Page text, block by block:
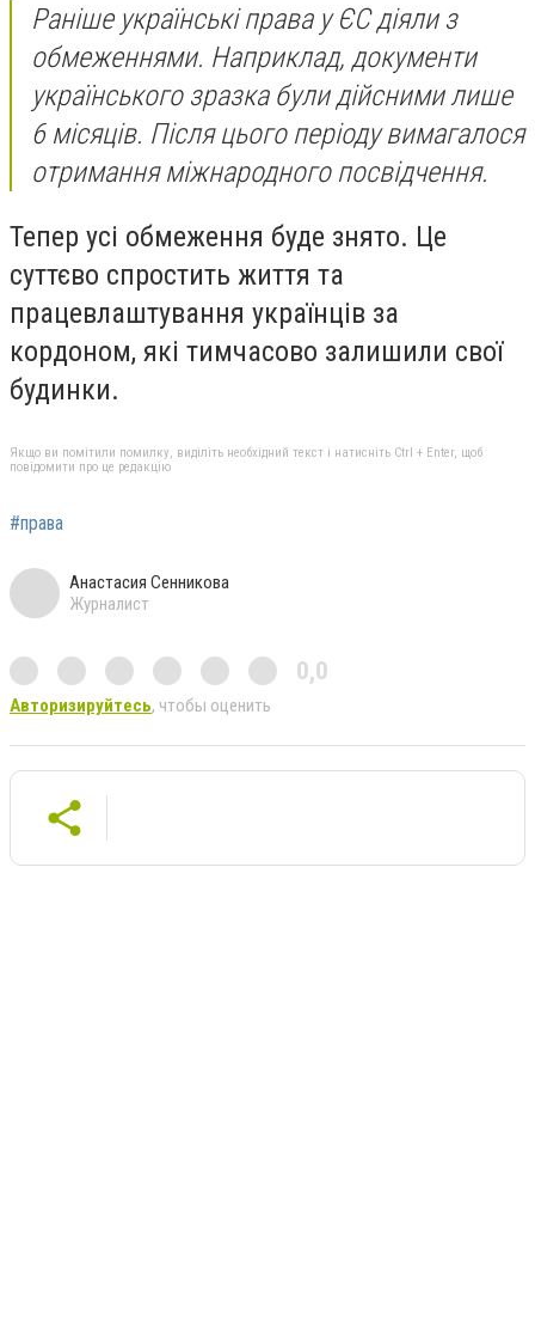
Раніше українські права у ЄС діяли з
обмеженнями. Наприклад, документи
українського зразка були дійсними лише
6 місяців. Після цього періоду вимагалося
отримання міжнародного посвідчення.
Тепер усі обмеження буде знято. Це
суттєво спростить життя та
працевлаштування українців за
кордоном, які тимчасово залишили свої
будинки.
Якщо ви помітили помилку, виділіть необхідний текст і натисніть Ctrl + Enter, щоб
повідомити про це редакцію
#права
Анастасия Сенникова
Журналист
0,0
Авторизируйтесь, чтобы оценить